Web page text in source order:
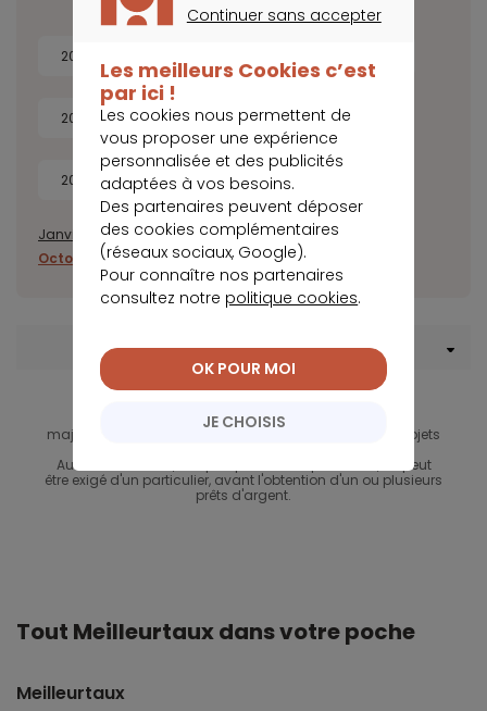
2026
2022 2021 2020
2018 2017
Janvier Février Mars Avril Juillet Août Septembre
Octobre
Novembre Décembre
Menu Rachat de crédit
allongement de la durée de remboursement et une
majoration du coût total d'un ou de plusieurs crédits objets
Aucun versement, de quelque nature que ce soit, ne peut
être exigé d'un particulier, avant l'obtention d'un ou plusieurs
prêts d'argent.
Tout Meilleurtaux dans votre poche
Meilleurtaux
Continuer sans accepter
Les meilleurs Cookies c’est
par ici !
Les cookies nous permettent de
vous proposer une expérience
personnalisée et des publicités
adaptées à vos besoins.
Des partenaires peuvent déposer
des cookies complémentaires
(réseaux sociaux, Google).
Pour connaître nos partenaires
consultez notre politique cookies.
JE CHOISIS
OK POUR MOI